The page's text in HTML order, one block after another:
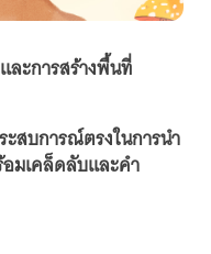
ละการสร้างพื้นที่
สบการณ์ตรงในการนำ
มเคล็ดลับและคำ